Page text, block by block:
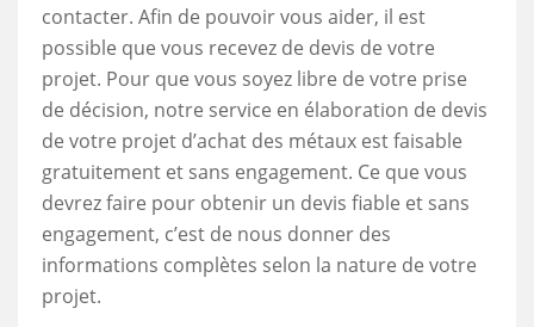
contacter. Afin de pouvoir vous aider, il est
possible que vous recevez de devis de votre
projet. Pour que vous soyez libre de votre prise
de décision, notre service en élaboration de devis
de votre projet d’achat des métaux est faisable
gratuitement et sans engagement. Ce que vous
devrez faire pour obtenir un devis fiable et sans
engagement, c’est de nous donner des
informations complètes selon la nature de votre
projet.